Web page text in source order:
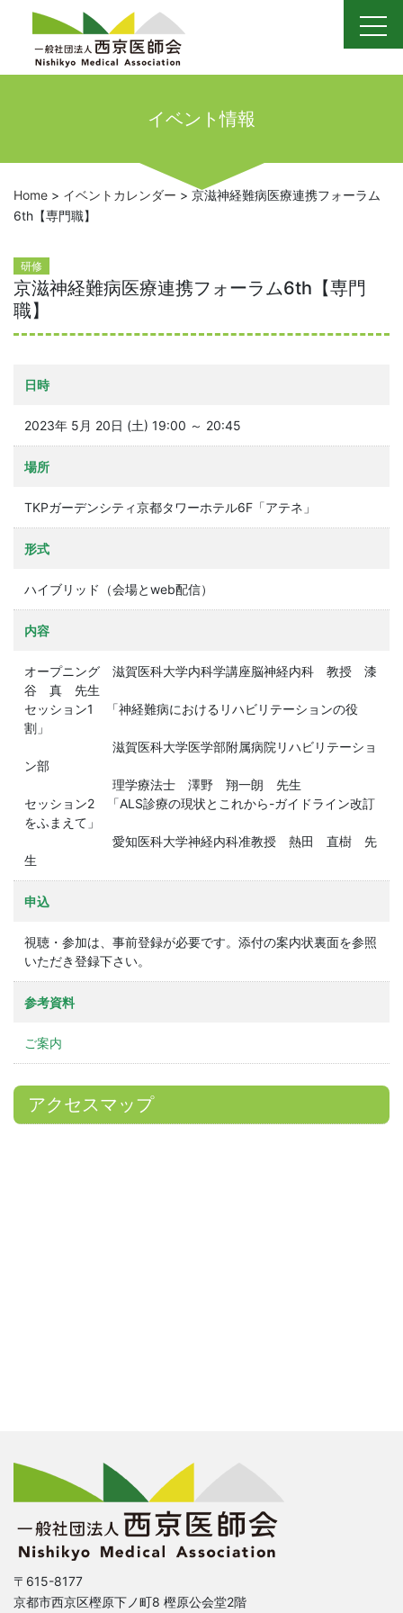
content
イベント情報
Home > イベントカレンダー > 京滋神経難病医療連携フォーラム
6th【専門職】
研修
京滋神経難病医療連携フォーラム6th【専門
職】
日時
2023年 5月 20日 (土) 19:00 ～ 20:45
場所
TKPガーデンシティ京都タワーホテル6F「アテネ」
形式
ハイブリッド（会場とweb配信）
内容
オープニング 滋賀医科大学内科学講座脳神経内科 教授 漆
谷 真 先生
セッション1 「神経難病におけるリハビリテーションの役
割」
滋賀医科大学医学部附属病院リハビリテーショ
ン部
理学療法士 澤野 翔一朗 先生
セッション2 「ALS診療の現状とこれから-ガイドライン改訂
をふまえて」
愛知医科大学神経内科准教授 熱田 直樹 先
生
申込
視聴・参加は、事前登録が必要です。添付の案内状裏面を参照
いただき登録下さい。
参考資料
ご案内
アクセスマップ
〒615-8177
京都市西京区樫原下ノ町8 樫原公会堂2階